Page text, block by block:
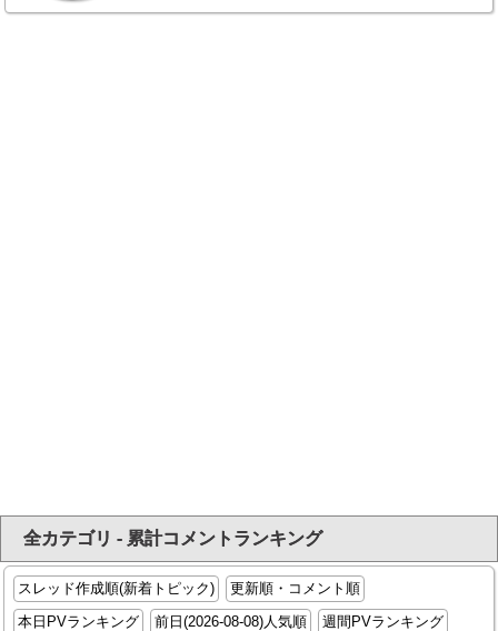
全カテゴリ - 累計コメントランキング
スレッド作成順(新着トピック)
更新順・コメント順
本日PVランキング
前日(2026-08-08)人気順
週間PVランキング